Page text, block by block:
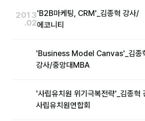
정일영
2013
.02
'B2B마케팅, CRM'_김종혁 강사/
에코니티
'Business Model Canvas'_김종
강사/중앙대MBA
'사립유치원 위기극복전략'_김종혁
사립유치원연합회